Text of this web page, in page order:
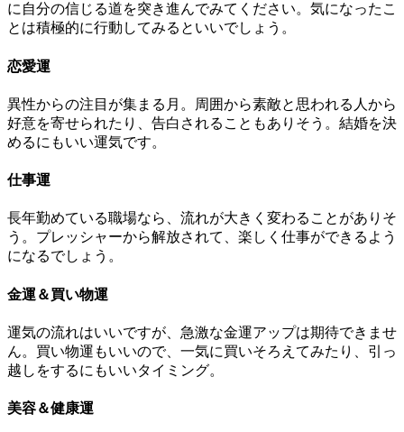
に自分の信じる道を突き進んでみてください。気になったこ
とは積極的に行動してみるといいでしょう。
恋愛運
異性からの注目が集まる月。周囲から素敵と思われる人から
好意を寄せられたり、告白されることもありそう。結婚を決
めるにもいい運気です。
仕事運
長年勤めている職場なら、流れが大きく変わることがありそ
う。プレッシャーから解放されて、楽しく仕事ができるよう
になるでしょう。
金運＆買い物運
運気の流れはいいですが、急激な金運アップは期待できませ
ん。買い物運もいいので、一気に買いそろえてみたり、引っ
越しをするにもいいタイミング。
美容＆健康運